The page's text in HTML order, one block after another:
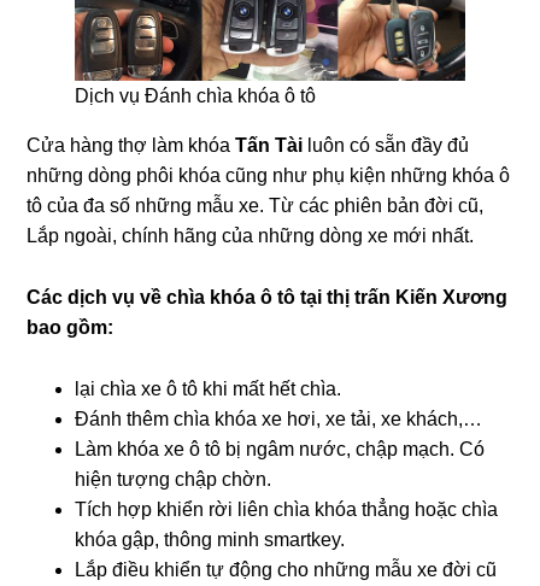
Dịch vụ Đánh chìa khóa ô tô
Cửa hàng thợ làm khóaTấn Tài luôn có sẵn đầy đủ
những dòng phôi khóa cũng như phụ kiện những khóa ô
tô của đa số những mẫu xe. Từ các phiên bản đời cũ,
Lắp ngoài, chính hãng của những dòng xe mới nhất.
Các dịch vụ về chìa khóa ô tô tại thị trấn Kiến Xương
bao gồm:
lại chìa xe ô tô khi mất hết chìa.
Đánh thêm chìa khóa xe hơi, xe tải, xe khách,…
Làm khóa xe ô tô bị ngâm nước, chập mạch. Có
hiện tượng chập chờn.
Tích hợp khiển rời liên chìa khóa thẳng hoặc chìa
khóa gập, thông minh smartkey.
Lắp điều khiển tự động cho những mẫu xe đời cũ